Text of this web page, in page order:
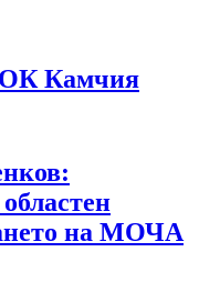
Камчия
на МОЧА